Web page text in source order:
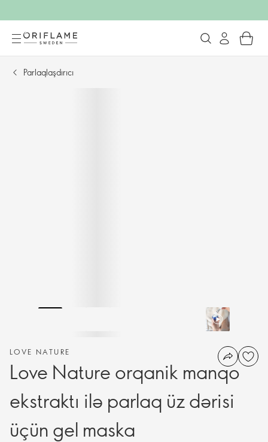
Parlaqlaşdırıcı
LOVE NATURE
Love Nature orqanik manqo
ekstraktı ilə parlaq üz dərisi
üçün gel maska